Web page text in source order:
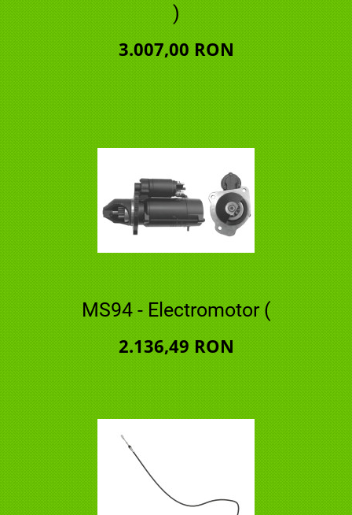
)
3.007,00 RON
MS94 - Electromotor (
2.136,49 RON